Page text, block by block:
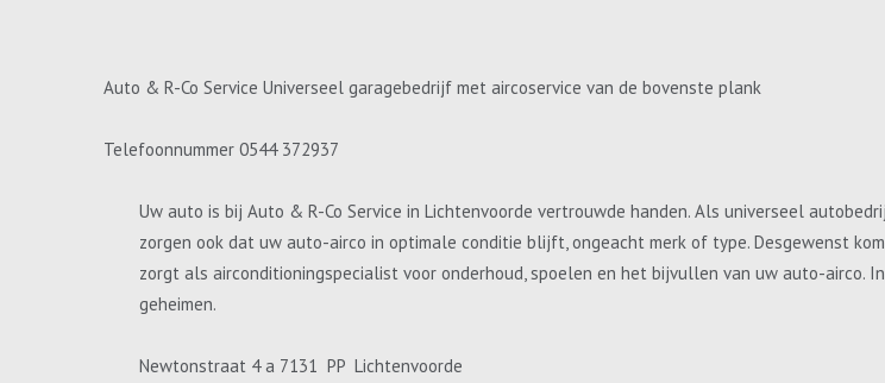
Auto & R-Co Service Universeel garagebedrijf met aircoservice van de bovenste plank
Telefoonnummer 0544 372937
Uw auto is bij Auto & R-Co Service in Lichtenvoorde vertrouwde handen. Als universeel
zorgen ook dat uw auto-airco in optimale conditie blijft, ongeacht merk of type. Desgewenst
zorgt als airconditioningspecialist voor onderhoud, spoelen en het bijvullen van uw auto-airco.
geheimen.
Newtonstraat 4 a 7131 PP Lichtenvoorde